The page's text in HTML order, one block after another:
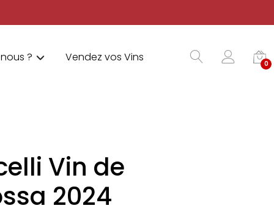
? Vendez vos Vins 0
Vin de
2024